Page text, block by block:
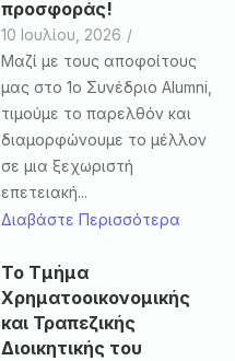
προσφοράς!
10 Ιουλίου, 2026 /
Μαζί με τους αποφοίτους
μας στο 1ο Συνέδριο Alumni,
τιμούμε το παρελθόν και
διαμορφώνουμε το μέλλον
σε μια ξεχωριστή
επετειακή...
Διαβάστε Περισσότερα
Το Τμήμα
Χρηματοοικονομικής
και Τραπεζικής
Διοικητικής του